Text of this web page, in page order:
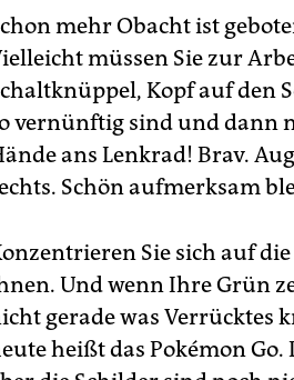
mehr Obacht ist
müssen Sie zur
Kopf auf den
vernünftig sind und dann
ans Lenkrad! Brav.
Schön aufmerksam
Sie sich auf
Und wenn Ihre Grün
gerade was Verrücktes
heißt das Pokémon